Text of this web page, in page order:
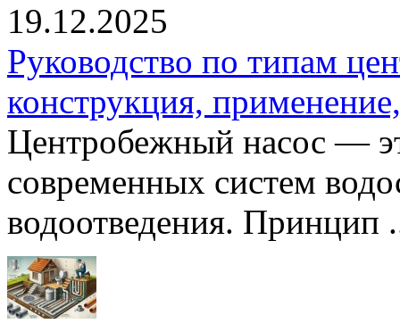
19.12.2025
Руководство по типам
конструкция,
Центробежный насос —
современных систем
водоотведения. Принцип